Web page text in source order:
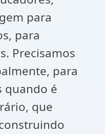
para
para
Precisamos
para
quando é
que